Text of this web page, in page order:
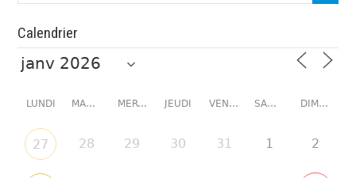
Calendrier
LUNDI MARDI MERCREDI JEUDI VENDREDI SAMEDI DIMANCHE
27 28 29 30 31 1 2